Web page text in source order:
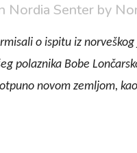
Nordia Senter by
o ispitu iz
polaznika Bobe
novom zemljom,